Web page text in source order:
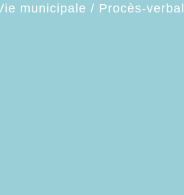
municipale / Procès-verbal